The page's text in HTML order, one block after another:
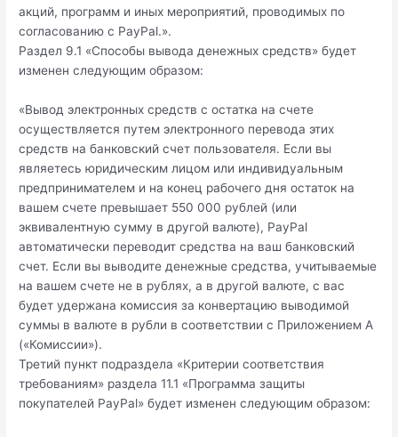
акций, программ и иных мероприятий, проводимых по
согласованию с PayPal.».
Раздел 9.1 «Способы вывода денежных средств» будет
изменен следующим образом:
«Вывод электронных средств с остатка на счете
осуществляется путем электронного перевода этих
средств на банковский счет пользователя. Если вы
являетесь юридическим лицом или индивидуальным
предпринимателем и на конец рабочего дня остаток на
вашем счете превышает 550 000 рублей (или
эквивалентную сумму в другой валюте), PayPal
автоматически переводит средства на ваш банковский
счет. Если вы выводите денежные средства, учитываемые
на вашем счете не в рублях, а в другой валюте, с вас
будет удержана комиссия за конвертацию выводимой
суммы в валюте в рубли в соответствии с Приложением A
(«Комиссии»).
Третий пункт подраздела «Критерии соответствия
требованиям» раздела 11.1 «Программа защиты
покупателей PayPal» будет изменен следующим образом: